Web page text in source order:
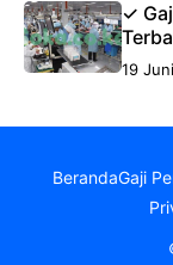
✓
19
BerandaGaji